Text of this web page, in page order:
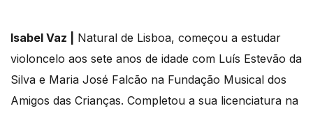
Isabel Vaz |
Natural de Lisboa, começou a estudar
violoncelo aos sete anos de idade com Luís Estevão da
Silva e Maria José Falcão na Fundação Musical dos
Amigos das Crianças. Completou a sua licenciatura na